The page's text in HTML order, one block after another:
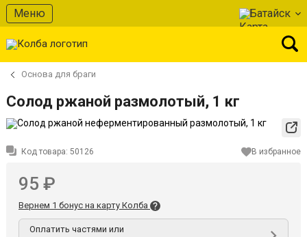
Меню Батайск
Основа для браги
Солод ржаной размолотый, 1 кг
Код товара: 50126 В избранное
95 ₽
Вернем 1 бонус на карту Колба
Оплатить частями или